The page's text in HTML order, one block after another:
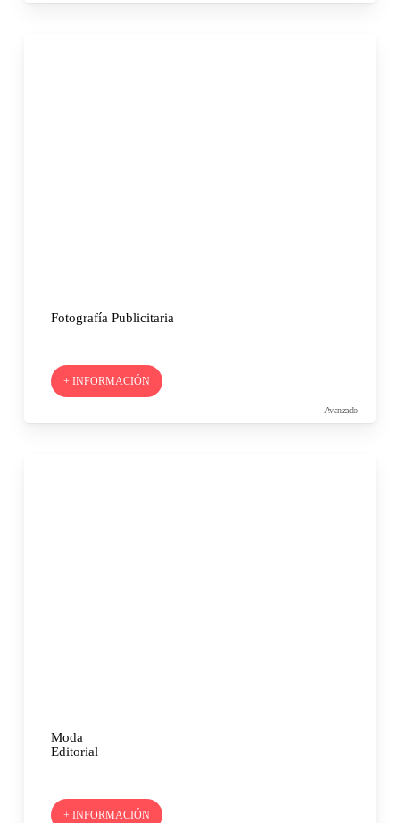
Fotografía Publicitaria
+ INFORMACIÓN
Avanzado
Moda
Editorial
+ INFORMACIÓN